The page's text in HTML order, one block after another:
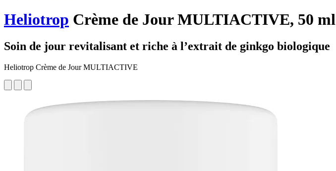
Heliotrop Crème de Jour MULTIACTIVE, 50 ml
Soin de jour revitalisant et riche à l’extrait de ginkgo biologique
Heliotrop Crème de Jour MULTIACTIVE